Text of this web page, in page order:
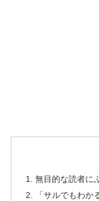
無目的な読者に
「サルでもわ